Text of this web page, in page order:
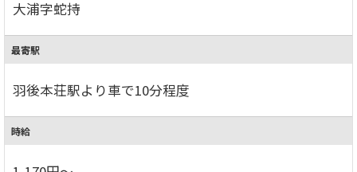
大浦字蛇持
最寄駅
羽後本荘駅より車で10分程度
時給